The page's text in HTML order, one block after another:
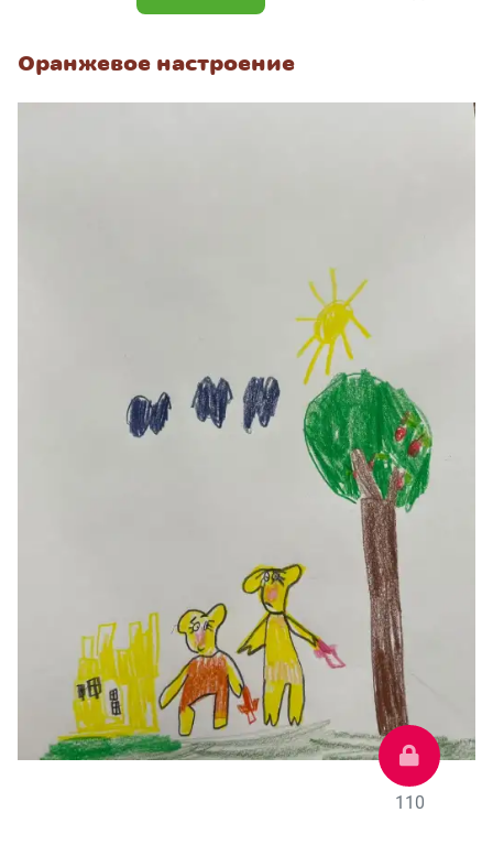
Оранжевое настроение
110